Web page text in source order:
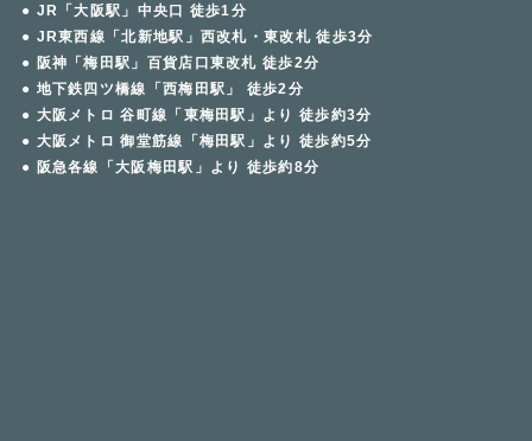
● JR「大阪駅」中央口 徒歩1分
● JR東西線「北新地駅」西改札・東改札 徒歩3分
● 阪神「梅田駅」百貨店口東改札 徒歩2分
● 地下鉄四ツ橋線「西梅田駅」 徒歩2分
● 大阪メトロ 谷町線「東梅田駅」より 徒歩約3分
● 大阪メトロ 御堂筋線「梅田駅」より 徒歩約5分
● 阪急各線「大阪梅田駅」より 徒歩約8分